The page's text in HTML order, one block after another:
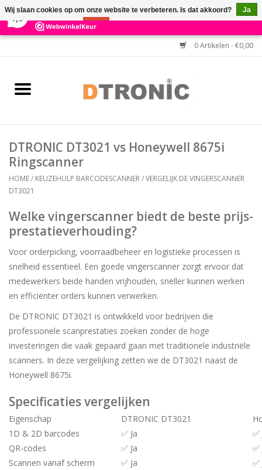
3 Reviews ×
0 Artikelen - €0,00
BARCODESCANNERS
HULP BIJ INSTALLATIE
DTRONIC DT3021 vs Honeywell 8675i
Ringscanner
HOME/ KEUZEHULP BARCODESCANNER/VERGELIJK DE VINGERSCANNER
DT3021
Welke vingerscanner biedt de beste prijs-
prestatieverhouding?
Voor orderpicking, voorraadbeheer en logistieke processen is
snelheid essentieel. Een goede vingerscanner zorgt ervoor dat
medewerkers beide handen vrijhouden, sneller kunnen werken
en efficiënter orders kunnen verwerken.
De DTRONIC DT3021 is ontwikkeld voor bedrijven die
professionele scanprestaties zoeken zonder de hoge
investeringen die vaak gepaard gaan met traditionele industriële
scanners. In deze vergelijking zetten we de DT3021 naast de
Honeywell 8675i.
Specificaties vergelijken
Eigenschap DTRONIC DT3021
1D & 2D barcodes
✅ Ja
✅
QR-codes
✅ Ja
✅
Scannen vanaf scherm
✅ Ja
✅
Wij slaan cookies op om onze website te verbeteren. Is dat akkoord?
Ja
Nee